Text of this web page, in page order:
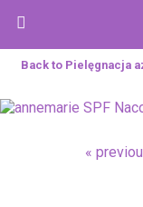
Back to Pielęgnacja
«